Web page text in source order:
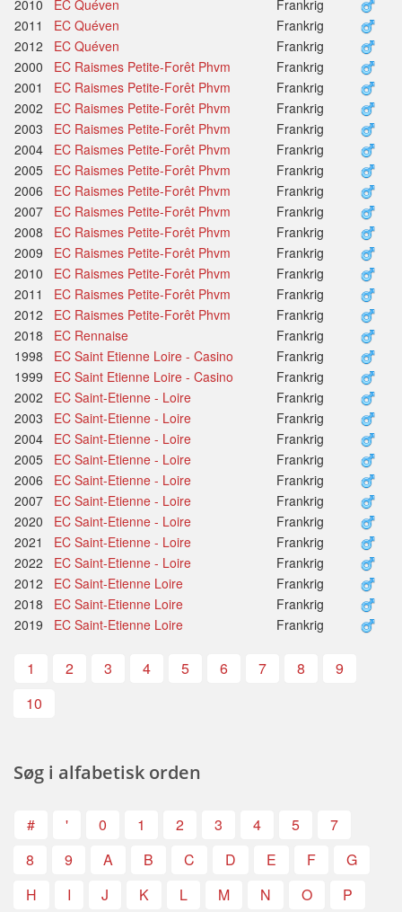
2010 EC Quéven
Frankrig
2011
EC Quéven
Frankrig
2012
EC Quéven
Frankrig
2000
EC Raismes Petite-Forêt Phvm
Frankrig
2001
EC Raismes Petite-Forêt Phvm
Frankrig
2002
EC Raismes Petite-Forêt Phvm
Frankrig
2003
EC Raismes Petite-Forêt Phvm
Frankrig
2004
EC Raismes Petite-Forêt Phvm
Frankrig
2005
EC Raismes Petite-Forêt Phvm
Frankrig
2006
EC Raismes Petite-Forêt Phvm
Frankrig
2007
EC Raismes Petite-Forêt Phvm
Frankrig
2008
EC Raismes Petite-Forêt Phvm
Frankrig
2009
EC Raismes Petite-Forêt Phvm
Frankrig
2010
EC Raismes Petite-Forêt Phvm
Frankrig
2011
EC Raismes Petite-Forêt Phvm
Frankrig
2012
EC Raismes Petite-Forêt Phvm
Frankrig
2018
EC Rennaise
Frankrig
1998
EC Saint Etienne Loire - Casino
Frankrig
1999
EC Saint Etienne Loire - Casino
Frankrig
2002
EC Saint-Etienne - Loire
Frankrig
2003
EC Saint-Etienne - Loire
Frankrig
2004
EC Saint-Etienne - Loire
Frankrig
2005
EC Saint-Etienne - Loire
Frankrig
2006
EC Saint-Etienne - Loire
Frankrig
2007
EC Saint-Etienne - Loire
Frankrig
2020
EC Saint-Etienne - Loire
Frankrig
2021
EC Saint-Etienne - Loire
Frankrig
2022
EC Saint-Etienne - Loire
Frankrig
2012
EC Saint-Etienne Loire
Frankrig
2018
EC Saint-Etienne Loire
Frankrig
2019
EC Saint-Etienne Loire Frankrig
1 2 3 4 5 6 7 8
9
10
Søg i alfabetisk orden
# ' 0 1 2 3 4 5
7
8
9 A B C D E F
G
H
I J K L M N O
P